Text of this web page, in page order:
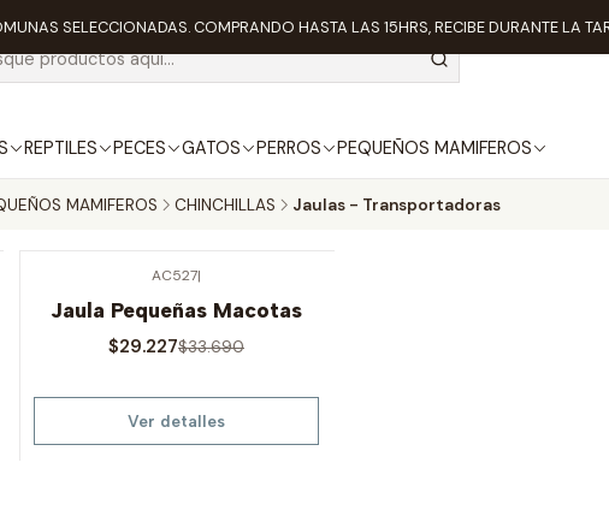
REPTILES PECES GATOS PERROS PEQUEÑOS MAMIFEROS
SELECCIONADAS. COMPRANDO HASTA LAS 15HRS, RECIBE DURANTE LA
MAMIFEROS CHINCHILLAS Jaulas - Transportadoras
Agotado
AC527|
Jaula Pequeñas Macotas
$29.227$33.690
Ver detalles